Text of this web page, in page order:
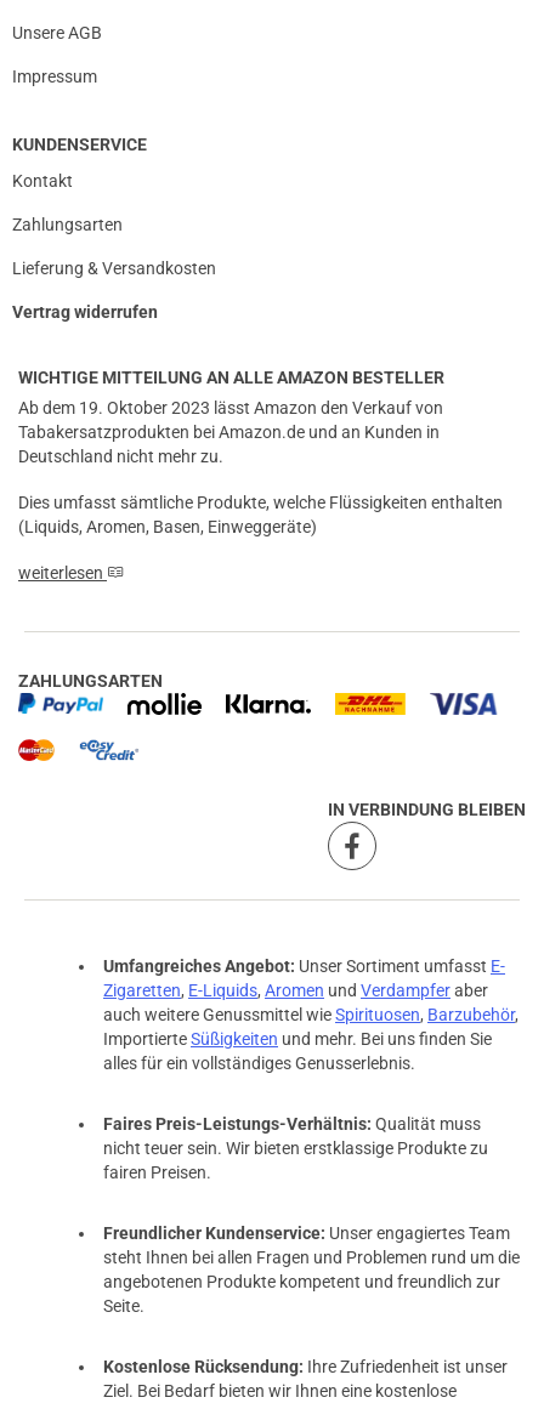
Unsere AGB
Impressum
KUNDENSERVICE
Kontakt
Zahlungsarten
Lieferung & Versandkosten
Vertrag widerrufen
WICHTIGE MITTEILUNG AN ALLE AMAZON BESTELLER
Ab dem 19. Oktober 2023 lässt Amazon den Verkauf von
Tabakersatzprodukten bei Amazon.de und an Kunden in
Deutschland nicht mehr zu.
Dies umfasst sämtliche Produkte, welche Flüssigkeiten enthalten
(Liquids, Aromen, Basen, Einweggeräte)
weiterlesen
ZAHLUNGSARTEN
IN VERBINDUNG BLEIBEN
Umfangreiches Angebot: Unser Sortiment umfasst E-
Zigaretten, E-Liquids, Aromen und Verdampferaber
auch weitere Genussmittel wieSpirituosen, Barzubehör,
ImportierteSüßigkeiten und mehr. Bei uns finden Sie
alles für ein vollständiges Genusserlebnis.
Faires Preis-Leistungs-Verhältnis: Qualität muss
nicht teuer sein. Wir bieten erstklassige Produkte zu
fairen Preisen.
Freundlicher Kundenservice: Unser engagiertes Team
steht Ihnen bei allen Fragen und Problemen rund um die
angebotenen Produkte kompetent und freundlich zur
Seite.
Kostenlose Rücksendung: Ihre Zufriedenheit ist unser
Ziel. Bei Bedarf bieten wir Ihnen eine kostenlose